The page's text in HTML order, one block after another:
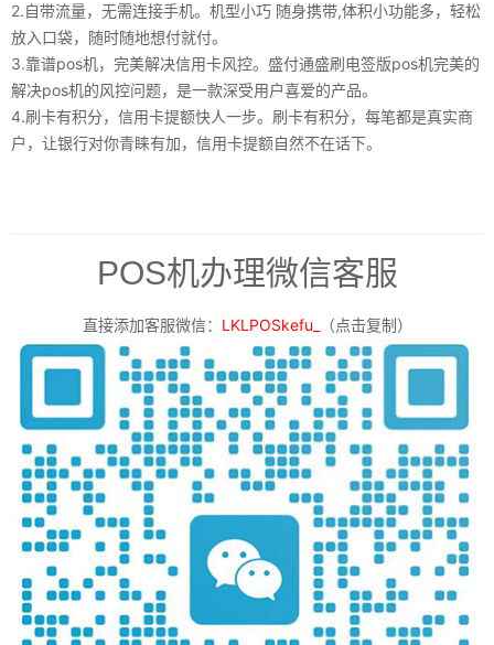
2.自带流量，无需连接手机。机型小巧 随身携带,体积小功能多，轻松
放入口袋，随时随地想付就付。
3.靠谱pos机，完美解决信用卡风控。盛付通盛刷电签版pos机完美的
解决pos机的风控问题，是一款深受用户喜爱的产品。
4.刷卡有积分，信用卡提额快人一步。刷卡有积分，每笔都是真实商
户，让银行对你青睐有加，信用卡提额自然不在话下。
POS机办理微信客服
直接添加客服微信： LKLPOSkefu_ （点击复制）